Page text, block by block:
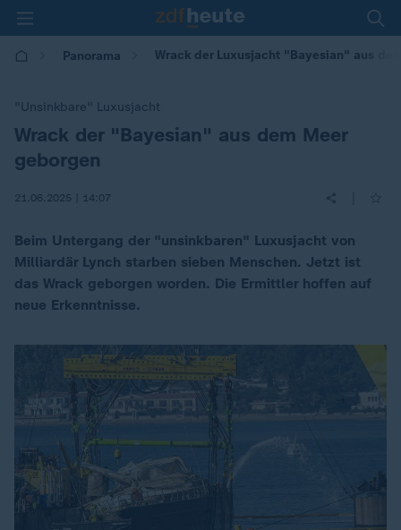
Panorama Wrack der Luxusjacht "Bayesian" aus
"Unsinkbare" Luxusjacht
:
Wrack der "Bayesian" aus dem Meer
geborgen
21.06.2025 | 14:07
Beim Untergang der "unsinkbaren" Luxusjacht von
Milliardär Lynch starben sieben Menschen. Jetzt ist
das Wrack geborgen worden. Die Ermittler hoffen auf
neue Erkenntnisse.